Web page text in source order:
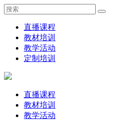
直播课程
教材培训
教学活动
定制培训
直播课程
教材培训
教学活动